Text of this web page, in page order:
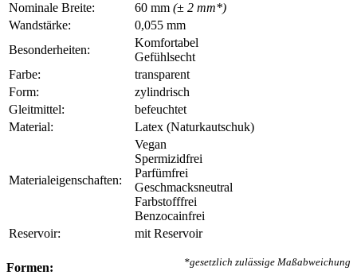
Nominale Breite:
60 mm (± 2 mm*)
Wandstärke:
0,055 mm
Besonderheiten:
Komfortabel
Gefühlsecht
Farbe:
transparent
Form:
zylindrisch
Gleitmittel:
befeuchtet
Material:
Latex (Naturkautschuk)
Materialeigenschaften:
Vegan
Spermizidfrei
Parfümfrei
Geschmacksneutral
Farbstofffrei
Benzocainfrei
Reservoir:
mit Reservoir
*gesetzlich zulässige Maßabweichung
Formen: